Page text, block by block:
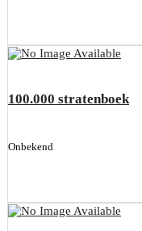
100.000 stratenboek
Onbekend